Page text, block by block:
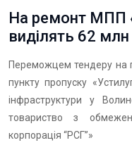
На ремонт МПП
виділять 62 млн
Переможцем тендеру на
пункту пропуску
інфраструктури у
товариство з
корпорація “РСГ”»